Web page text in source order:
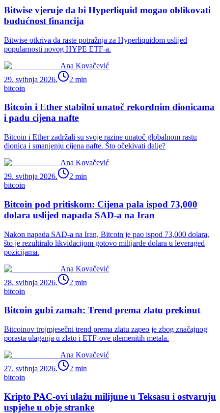
Bitwise vjeruje da bi Hyperliquid mogao oblikovati
budućnost financija
Bitwise otkriva da raste potražnja za Hyperliquidom uslijed
popularnosti novog HYPE ETF-a.
Ana Kovačević
29. svibnja 2026.
2 min
bitcoin
Bitcoin i Ether stabilni unatoč rekordnim dionicama
i padu cijena nafte
Bitcoin i Ether zadržali su svoje razine unatoč globalnom rastu
dionica i smanjenju cijena nafte. Što očekivati dalje?
Ana Kovačević
29. svibnja 2026.
2 min
bitcoin
Bitcoin pod pritiskom: Cijena pala ispod 73,000
dolara uslijed napada SAD-a na Iran
Nakon napada SAD-a na Iran, Bitcoin je pao ispod 73,000 dolara,
što je rezultiralo likvidacijom gotovo milijarde dolara u leveraged
pozicijama.
Ana Kovačević
28. svibnja 2026.
2 min
bitcoin
Bitcoin gubi zamah: Trend prema zlatu prekinut
Bitcoinov trojmjesečni trend prema zlatu zapeo je zbog značajnog
porasta ulaganja u zlato i ETF-ove plemenitih metala.
Ana Kovačević
27. svibnja 2026.
2 min
bitcoin
Kripto PAC-ovi ulažu milijune u Teksasu i ostvaruju
uspjehe u obje stranke